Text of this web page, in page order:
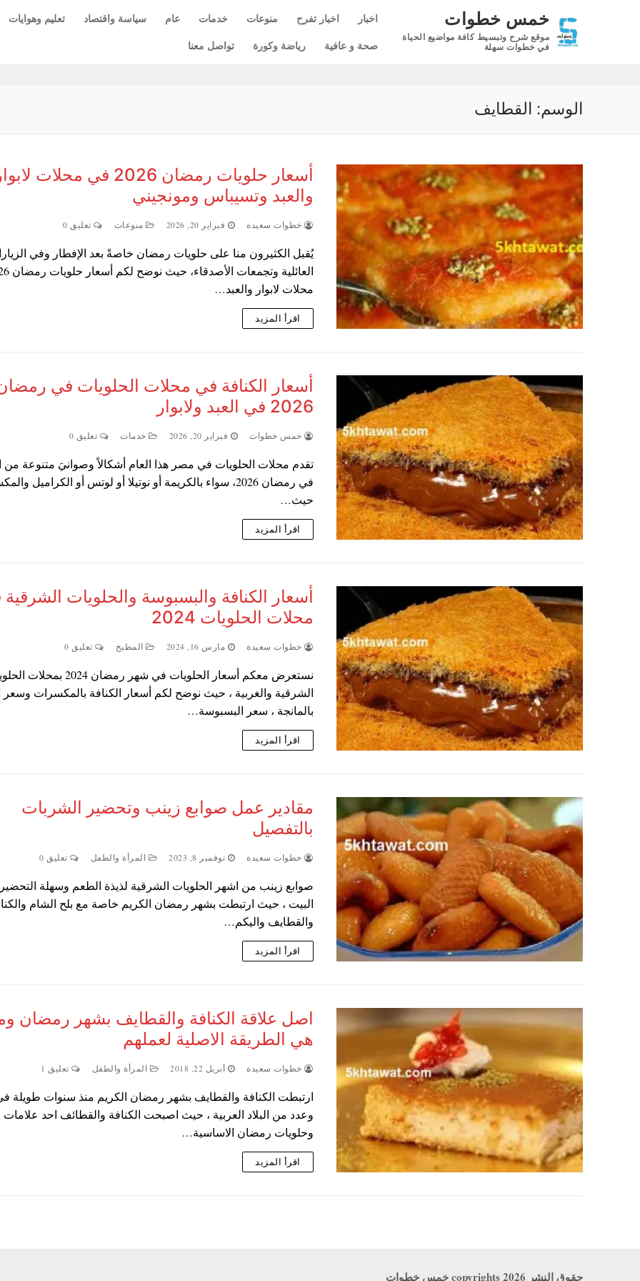
خمس خطوات
موقع شرح وتبسيط كافة مواضيع الحياة
في خطوات سهلة
اخبار اخبار تفرح منوعات خدمات عام سياسة واقتصاد تعليم وهوايات
صحة و عافية
رياضة وكورة تواصل معنا
الوسم: القطايف
أسعار حلويات رمضان 2026 في محلات لابوار
والعبد وتسيباس ومونجيني
خطوات سعيدة فبراير 20, 2026 منوعات تعليق 0
يُقبل الكثيرون منا على حلويات رمضان خاصةً بعد الإفطار وفي
محلات لابوار والعبد…
اقرأ المزيد
أسعار الكنافة في محلات الحلويات في
2026 في العبد ولابوار
خمس خطوات فبراير 20, 2026 خدمات تعليق 0
تقدم محلات الحلويات في مصر هذا العام أشكالاً وصوانيَ متنوعة من
في رمضان 2026، سواء بالكريمة أو نوتيلا أو لوتس أو الكراميل
حيث…
اقرأ المزيد
أسعار الكنافة والبسبوسة والحلويات
محلات الحلويات 2024
خطوات سعيدة مارس 16, 2024 المطبخ تعليق 0
نستعرض معكم أسعار الحلويات في شهر رمضان 2024
الشرقية والغربية ، حيث نوضح لكم أسعار الكنافة بالمكسرات وسعر
بالمانجة ، سعر البسبوسة…
اقرأ المزيد
مقادير عمل صوابع زينب وتحضير الشربات
بالتفصيل
خطوات سعيدة نوفمبر 8, 2023 المرأة والطفل تعليق 0
صوابع زينب من اشهر الحلويات الشرقية لذيذة الطعم وسهلة
البيت ، حيث ارتبطت بشهر رمضان الكريم خاصة مع بلح الشام
والقطايف واليكم…
اقرأ المزيد
اصل علاقة الكنافة والقطايف بشهر رمضان
هي الطريقة الاصلية لعملهم
خطوات سعيدة أبريل 22, 2018 المرأة والطفل تعليق 1
ارتبطت الكنافة والقطايف بشهر رمضان الكريم منذ سنوات طويلة
وعدد من البلاد العربية ، حيث اصبحت الكنافة والقطائف احد علامات
وحلويات رمضان الاساسية…
اقرأ المزيد
حقوق النشر copyrights 2026 خمس خطوات